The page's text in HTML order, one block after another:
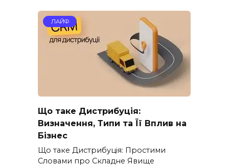
ЛАЙФ
Що таке Дистрибуція:
Визначення, Типи та Її Вплив на
Бізнес
Що таке Дистрибуція: Простими
Словами про Складне Явище